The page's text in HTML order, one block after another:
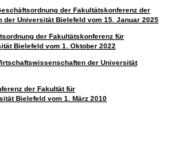
der Fakultätskonferenz der
Universität Bielefeld vom 15. Januar 2025
der Fakultätskonferenz für
Bielefeld vom 1. Oktober 2022
der Universität
der Fakultät für
Bielefeld vom 1. März 2010